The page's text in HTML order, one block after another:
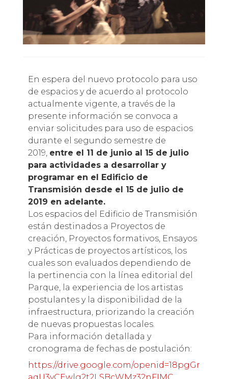
En espera del nuevo protocolo para uso
de espacios y de acuerdo al protocolo
actualmente vigente, a través de la
presente información se convoca a
enviar solicitudes para uso de espacios
durante el segundo semestre de
2019, entre el 11 de junio al 15 de julio
para actividades a desarrollar y
programar en el Edificio de
Transmisión desde el 15 de julio de
2019 en adelante.
Los espacios del Edificio de Transmisión
están destinados a Proyectos de
creación, Proyectos formativos, Ensayos
y Prácticas de proyectos artísticos, los
cuales son evaluados dependiendo de
la pertinencia con la línea editorial del
Parque, la experiencia de los artistas
postulantes y la disponibilidad de la
infraestructura, priorizando la creación
de nuevas propuestas locales.
Para información detallada y
cronograma de fechas de postulación:
https://drive.google.com/openid=18pgGr
aqU3yCEwlg2t2LSBcWMz32nFIMC